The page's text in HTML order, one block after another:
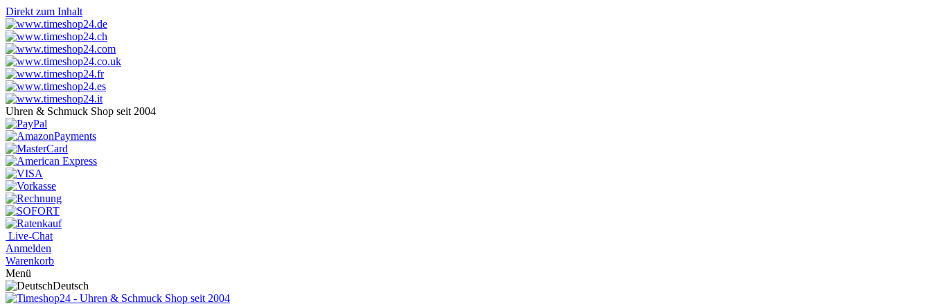
Direkt zum Inhalt
Uhren & Schmuck Shop seit 2004
Live-Chat
Anmelden
Warenkorb
Menü
Deutsch